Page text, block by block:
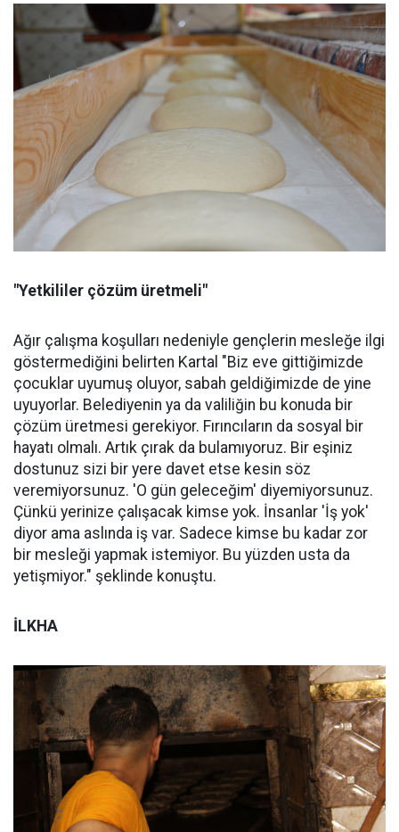
"Yetkililer çözüm üretmeli"
Ağır çalışma koşulları nedeniyle gençlerin mesleğe ilgi
göstermediğini belirten Kartal "Biz eve gittiğimizde
çocuklar uyumuş oluyor, sabah geldiğimizde de yine
uyuyorlar. Belediyenin ya da valiliğin bu konuda bir
çözüm üretmesi gerekiyor. Fırıncıların da sosyal bir
hayatı olmalı. Artık çırak da bulamıyoruz. Bir eşiniz
dostunuz sizi bir yere davet etse kesin söz
veremiyorsunuz. 'O gün geleceğim' diyemiyorsunuz.
Çünkü yerinize çalışacak kimse yok. İnsanlar 'İş yok'
diyor ama aslında iş var. Sadece kimse bu kadar zor
bir mesleği yapmak istemiyor. Bu yüzden usta da
yetişmiyor." şeklinde konuştu.
İLKHA